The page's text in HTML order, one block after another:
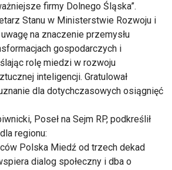
firmy Dolnego Śląska”.
Stanu w Ministerstwie Rozwoju i
na znaczenie przemysłu
gospodarczych i
rolę miedzi w rozwoju
inteligencji. Gratulował
dla dotychczasowych osiągnięć
Poseł na Sejm RP, podkreślił
regionu:
Polska Miedź od trzech dekad
dialog społeczny i dba o